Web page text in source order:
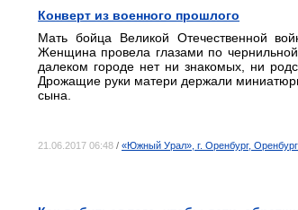
Конверт из военного прошлого
Мать бойца Великой Отечественной
Женщина провела глазами по
далеком городе нет ни знакомых, ни
Дрожащие руки матери держали
сына.
21.06.2017 06:48 / «Южный Урал», г. Оренбург,